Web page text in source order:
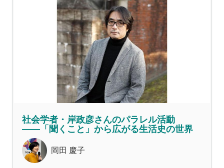
社会学者・岸政彦さんのパラレル活動
――「聞くこと」から広がる生活史の世界
岡田 慶子